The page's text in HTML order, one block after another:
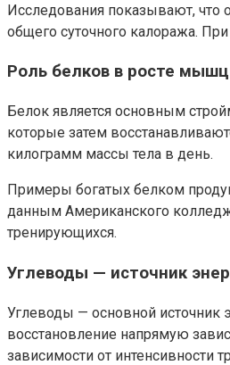
Исследования показывают, что
общего суточного калоража.
Роль белков в росте мышц
Белок является основным
которые затем
килограмм массы тела в день.
Примеры богатых белком
данным Американского
тренирующихся.
Углеводы — источник
Углеводы — основной источник
восстановление напрямую
зависимости от интенсивности